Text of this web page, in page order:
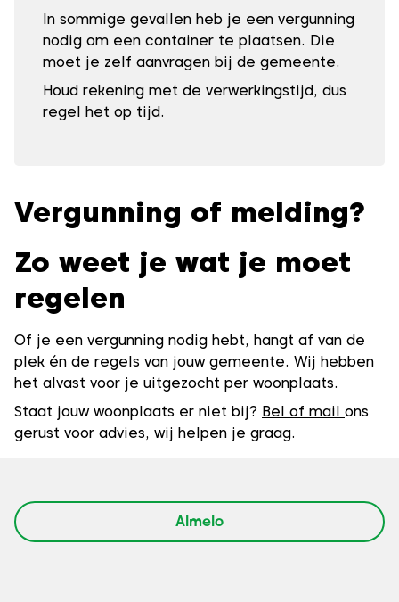
In sommige gevallen heb je een vergunning
nodig om een container te plaatsen. Die
moet je zelf aanvragen bij de gemeente.
Houd rekening met de verwerkingstijd, dus
regel het op tijd.
Vergunning of melding?
Zo weet je wat je moet
regelen
Of je een vergunning nodig hebt, hangt af van de
plek én de regels van jouw gemeente. Wij hebben
het alvast voor je uitgezocht per woonplaats.
Staat jouw woonplaats er niet bij? Bel of mail ons
gerust voor advies, wij helpen je graag.
Almelo